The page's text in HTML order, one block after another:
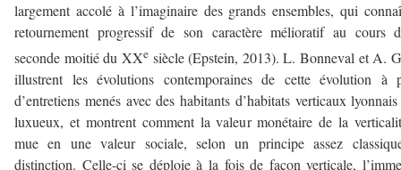
largement accolé à l’imaginaire des grands ensembles, qui
retournement progressif de son caractère mélioratif au cours
seconde moitié du XXesiècle (Epstein, 2013). L. Bonneval et A.
illustrent les évolutions contemporaines de cette évolution à
d’entretiens menés avec des habitants d’habitats verticaux
luxueux, et montrent comment la valeur monétaire de la
mue en une valeur sociale, selon un principe assez
distinction. Celle-ci se déploie à la fois de façon verticale,